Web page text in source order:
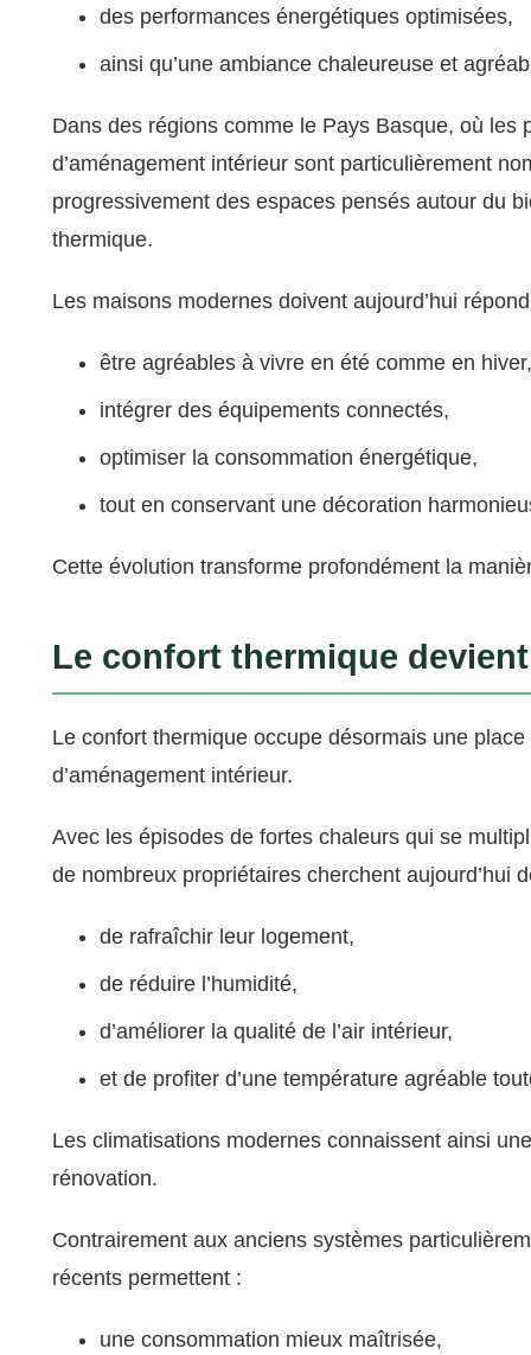
des performances énergétiques optimisées,
ainsi qu’une ambiance chaleureuse et
Dans des régions comme le Pays Basque, où les
d’aménagement intérieur sont particulièrement
progressivement des espaces pensés autour du
thermique.
Les maisons modernes doivent aujourd’hui
être agréables à vivre en été comme en hiver,
intégrer des équipements connectés,
optimiser la consommation énergétique,
tout en conservant une décoration
Cette évolution transforme profondément la
Le confort thermique
Le confort thermique occupe désormais une
d’aménagement intérieur.
Avec les épisodes de fortes chaleurs qui se
de nombreux propriétaires cherchent aujourd’hui
de rafraîchir leur logement,
de réduire l’humidité,
d’améliorer la qualité de l’air intérieur,
et de profiter d’une température agréable
Les climatisations modernes connaissent ainsi
rénovation.
Contrairement aux anciens systèmes
récents permettent :
une consommation mieux maîtrisée,